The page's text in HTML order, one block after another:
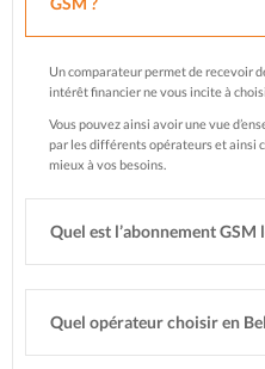
Un comparateur permet de recevoir
intérêt financier ne vous incite à
Vous pouvez ainsi avoir une vue
par les différents opérateurs et ainsi
mieux à vos besoins.
Quel est l’abonnement GSM
Quel opérateur choisir en